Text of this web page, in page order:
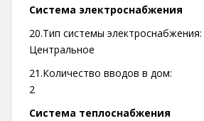
Система электроснабжения
20.Тип системы электроснабжения:
Центральное
21.Количество вводов в дом:
2
Система теплоснабжения